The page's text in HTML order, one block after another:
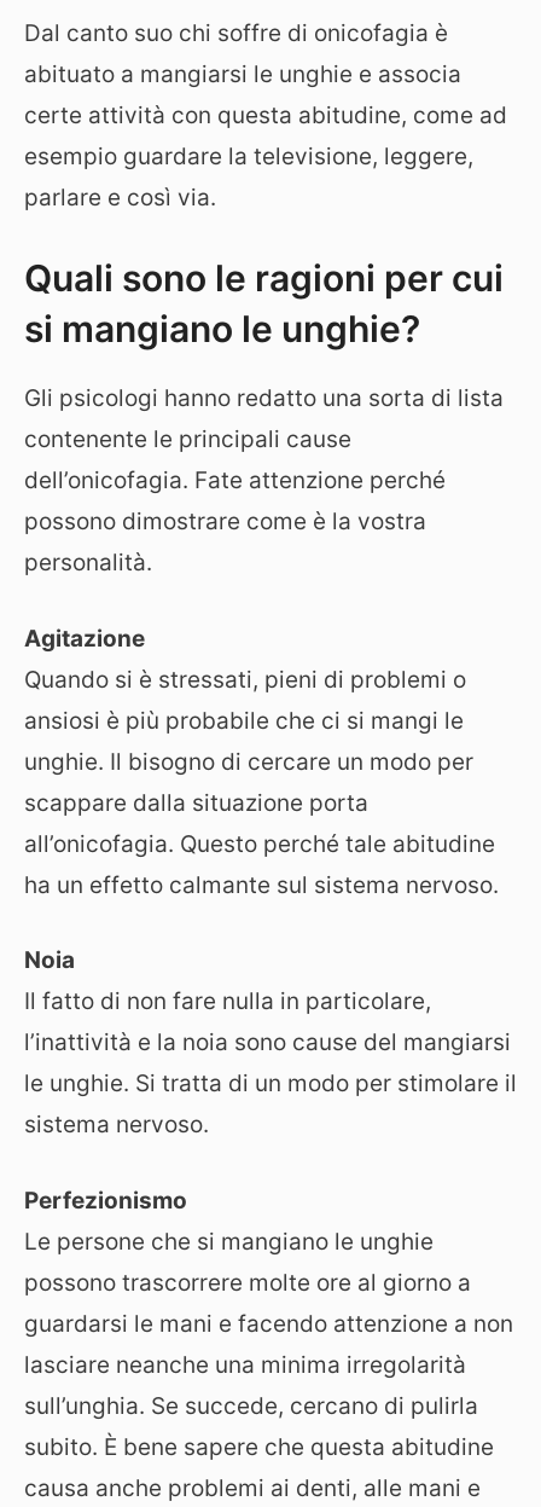
Dal canto suo chi soffre di onicofagia è
abituato a mangiarsi le unghie e associa
certe attività con questa abitudine, come ad
esempio guardare la televisione, leggere,
parlare e così via.
Quali sono le ragioni per cui
si mangiano le unghie?
Gli psicologi hanno redatto una sorta di lista
contenente le principali cause
dell’onicofagia. Fate attenzione perché
possono dimostrare come è la vostra
personalità.
Agitazione
Quando si è stressati, pieni di problemi o
ansiosi è più probabile che ci si mangi le
unghie. Il bisogno di cercare un modo per
scappare dalla situazione porta
all’onicofagia. Questo perché tale abitudine
ha un effetto calmante sul sistema nervoso.
Noia
Il fatto di non fare nulla in particolare,
l’inattività e la noia sono cause del mangiarsi
le unghie. Si tratta di un modo per stimolare il
sistema nervoso.
Perfezionismo
Le persone che si mangiano le unghie
possono trascorrere molte ore al giorno a
guardarsi le mani e facendo attenzione a non
lasciare neanche una minima irregolarità
sull’unghia. Se succede, cercano di pulirla
subito. È bene sapere che questa abitudine
causa anche problemi ai denti, alle mani e